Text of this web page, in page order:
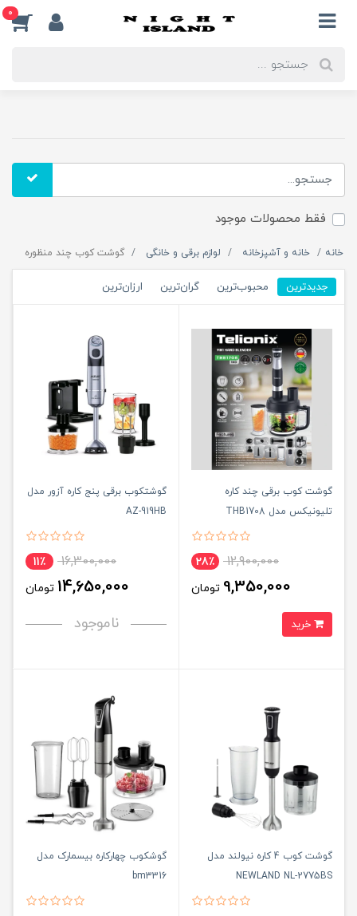
0
فقط محصولات موجود
خانه خانه و آشپزخانه لوازم برقی و خانگی گوشت کوب چند منظوره
جدیدترین محبوب‌ترین گران‌ترین ارزان‌ترین
گوشت کوب برقی چند کاره
تلیونیکس مدل THB1708
12,900,000 28٪
9,350,000 تومان
گوشتکوب برقی پنج کاره آزور مدل
AZ-919HB
16,300,000 11٪
14,650,000 تومان
ناموجود
گوشت کوب 4 کاره نیولند مدل
NEWLAND NL-2775BS
گوشکوب چهارکاره بیسمارک مدل
bm3316